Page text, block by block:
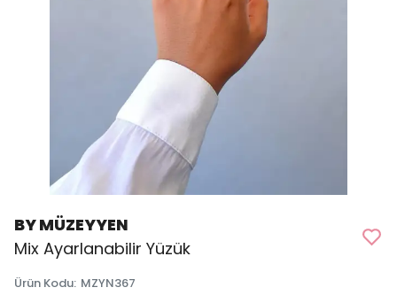
BY MÜZEYYEN
Mix Ayarlanabilir Yüzük
Ürün Kodu: MZYN367